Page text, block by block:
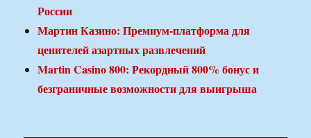
России
Мартин Казино: Премиум-платформа для
ценителей азартных развлечений
Martin Casino 800: Рекордный 800% бонус и
безграничные возможности для выигрыша